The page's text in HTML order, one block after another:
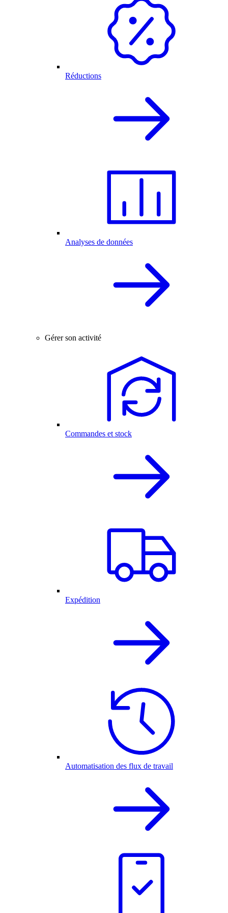
Réductions
Analyses de données
Gérer son activité
Commandes et stock
Expédition
Automatisation des flux de travail